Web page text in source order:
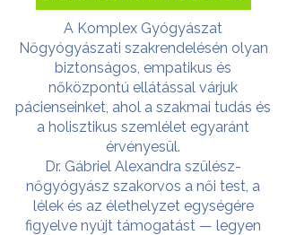
A Komplex Gyógyászat
Nőgyógyászati szakrendelésén olyan
biztonságos, empatikus és
nőközpontú ellátással várjuk
pácienseinket, ahol a szakmai tudás és
a holisztikus szemlélet egyaránt
érvényesül.
Dr. Gábriel Alexandra szülész-
nőgyógyász szakorvos a női test, a
lélek és az élethelyzet egységére
figyelve nyújt támogatást — legyen